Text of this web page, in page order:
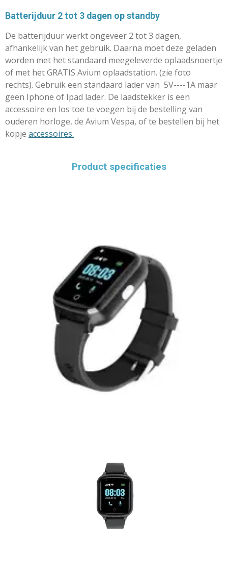
Batterijduur 2 tot 3 dagen op standby
De batterijduur werkt ongeveer 2 tot 3 dagen,
afhankelijk van het gebruik. Daarna moet deze geladen
worden met het standaard meegeleverde oplaadsnoertje
of met het GRATIS Avium oplaadstation. (zie foto
rechts). Gebruik een standaard lader van 5V----1A maar
geen Iphone of Ipad lader. De laadstekker is een
accessoire en los toe te voegen bij de bestelling van
ouderen horloge, de Avium Vespa, of te bestellen bij het
kopje accessoires.
Product specificaties